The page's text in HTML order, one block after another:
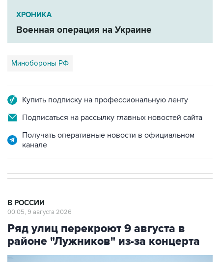
Военная операция на Украине
Минобороны РФ
Подписаться на рассылку главных новостей сайта
Получать оперативные новости в официальном
Ряд улиц перекроют 9 августа в
районе "Лужников" из-за концерта